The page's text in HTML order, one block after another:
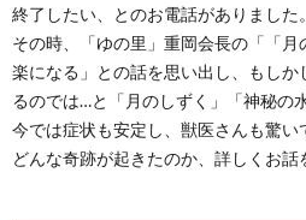
終了したい、とのお電話がありました。
その時、「ゆの里」重岡会長の「「
楽になる」との話を思い出し、もし
るのでは…と「月のしずく」「神秘の
今では症状も安定し、獣医さんも驚い
どんな奇跡が起きたのか、詳しくお